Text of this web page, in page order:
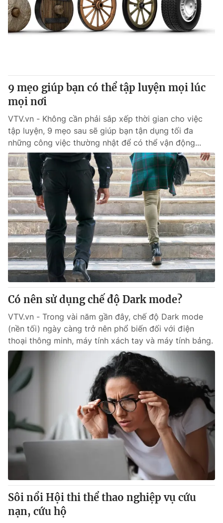
VTV Sức khoẻ Bất động sản
Vươn mình bằng AI
VTV9
Liên hệ tòa soạn English
THỜI BÁO VTV
Theo dõi báo trên
Cơ quan chủ quản:Đài Truyền hình Việt Nam
Cơ quan báo chí:Thời báo VTV
Giấy phép hoạt động báo in và báo điện tử số 483/GP-BTTTT
cấp ngày 29/12/2023
Tổng Biên tập: Vũ Thanh Thủy
Phó Tổng Biên tập:Nguyễn Thị Mỹ Hạnh, Phạm Quốc Thắng,
Nguyễn Trọng Ninh
Tổng đài VTV:024.38 355 931 - 024.38 355 932
Ðiện thoại Thời báo VTV:024.66 897 897
Email: toasoan@vtv.vn
Liên hệ quảng cáo:
024-7300.7108
9 mẹo giúp bạn có thể tập luyện mọi lúc
mọi nơi
VTV.vn - Không cần phải sắp xếp thời gian cho việc
tập luyện, 9 mẹo sau sẽ giúp bạn tận dụng tối đa
những công việc thường nhật để có thể vận động...
Có nên sử dụng chế độ Dark mode?
VTV.vn - Trong vài năm gần đây, chế độ Dark mode
(nền tối) ngày càng trở nên phổ biến đối với điện
thoại thông minh, máy tính xách tay và máy tính bảng.
Sôi nổi Hội thi thể thao nghiệp vụ cứu
nạn, cứu hộ